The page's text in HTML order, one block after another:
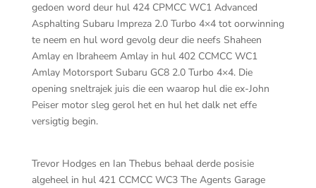
gedoen word deur hul 424 CPMCC WC1 Advanced
Asphalting Subaru Impreza 2.0 Turbo 4×4 tot oorwinning
te neem en hul word gevolg deur die neefs Shaheen
Amlay en Ibraheem Amlay in hul 402 CCMCC WC1
Amlay Motorsport Subaru GC8 2.0 Turbo 4×4. Die
opening sneltrajek juis die een waarop hul die ex-John
Peiser motor sleg gerol het en hul het dalk net effe
versigtig begin.
Trevor Hodges en Ian Thebus behaal derde posisie
algeheel in hul 421 CCMCC WC3 The Agents Garage